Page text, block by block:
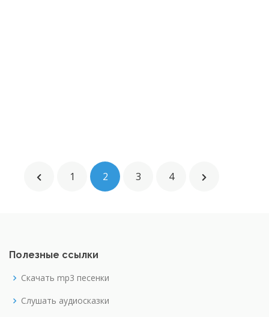
1 2 3 4
Полезные ссылки
Скачать mp3 песенки
Слушать аудиосказки